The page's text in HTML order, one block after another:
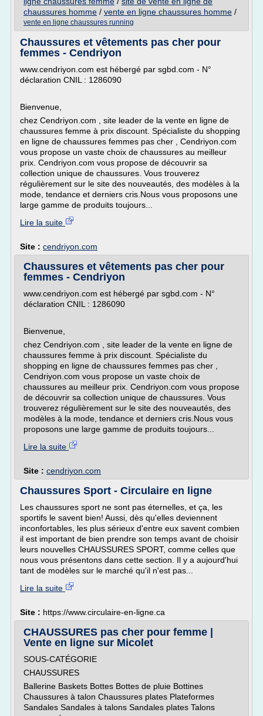
chaussures homme / vente en ligne chaussures homme /
vente en ligne chaussures running
Chaussures et vêtements pas cher pour
femmes - Cendriyon
www.cendriyon.com est hébergé par sgbd.com - N°
déclaration CNIL : 1286090
Bienvenue,
chez Cendriyon.com , site leader de la vente en ligne de
chaussures femme à prix discount. Spécialiste du shopping
en ligne de chaussures femmes pas cher , Cendriyon.com
vous propose un vaste choix de chaussures au meilleur
prix. Cendriyon.com vous propose de découvrir sa
collection unique de chaussures. Vous trouverez
régulièrement sur le site des nouveautés, des modèles à la
mode, tendance et derniers cris.Nous vous proposons une
large gamme de produits toujours...
Lire la suite
Site : cendriyon.com
Chaussures et vêtements pas cher pour
femmes - Cendriyon
www.cendriyon.com est hébergé par sgbd.com - N°
déclaration CNIL : 1286090
Bienvenue,
chez Cendriyon.com , site leader de la vente en ligne de
chaussures femme à prix discount. Spécialiste du
shopping en ligne de chaussures femmes pas cher ,
Cendriyon.com vous propose un vaste choix de
chaussures au meilleur prix. Cendriyon.com vous propose
de découvrir sa collection unique de chaussures. Vous
trouverez régulièrement sur le site des nouveautés, des
modèles à la mode, tendance et derniers cris.Nous vous
proposons une large gamme de produits toujours...
Lire la suite
Site : cendriyon.com
Chaussures Sport - Circulaire en ligne
Les chaussures sport ne sont pas éternelles, et ça, les
sportifs le savent bien! Aussi, dès qu'elles deviennent
inconfortables, les plus sérieux d'entre eux savent combien
il est important de bien prendre son temps avant de choisir
leurs nouvelles CHAUSSURES SPORT, comme celles que
nous vous présentons dans cette section. Il y a aujourd'hui
tant de modèles sur le marché qu'il n'est pas...
Lire la suite
Site : https://www.circulaire-en-ligne.ca
CHAUSSURES pas cher pour femme |
Vente en ligne sur Micolet
SOUS-CATÉGORIE
CHAUSSURES
Ballerine Baskets Bottes Bottes de pluie Bottines
Chaussures à talon Chaussures plates Plateformes
Sandales Sandales à talons Sandales plates Talons